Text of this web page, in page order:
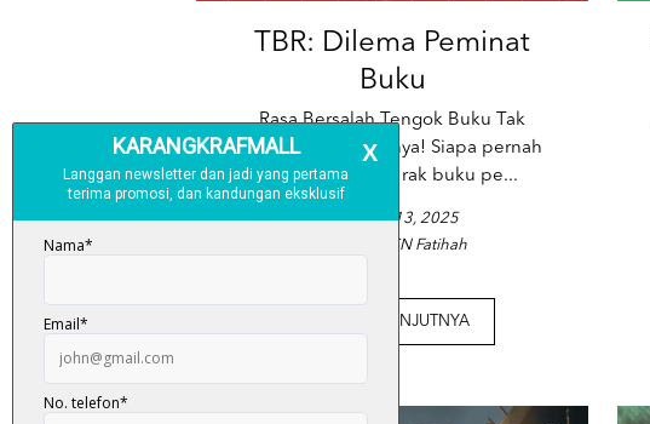
TBR: Dilema Peminat
Buku
Rasa Bersalah Tengok Buku Tak
Dibaca? Ini Solusinya! Siapa pernah
alami situasi ni: rak buku pe...
February 13, 2025
Posted by SN Fatihah
BACA SELANJUTNYA